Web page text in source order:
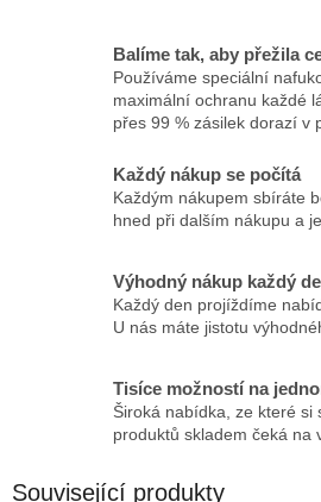
Balíme tak, aby přežila
Používáme speciální
maximální ochranu každé
přes 99 % zásilek dorazí v
Každý nákup se počítá
Každým nákupem sbíráte
hned při dalším nákupu a
Výhodný nákup každý
Každý den projíždíme
U nás máte jistotu
Tisíce možností na
Široká nabídka, ze které si
produktů skladem čeká na
Související produkty